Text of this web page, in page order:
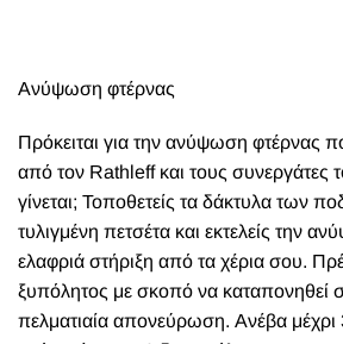
Ανύψωση φτέρνας
Πρόκειται για την ανύψωση φτέρνας
από τον Rathleff και τους συνεργάτες
γίνεται; Τοποθετείς τα δάκτυλα των
τυλιγμένη πετσέτα και εκτελείς την
ελαφριά στήριξη από τα χέρια σου.
ξυπόλητος με σκοπό να καταπονηθεί
πελματιαία απονεύρωση. Ανέβα μέχρι